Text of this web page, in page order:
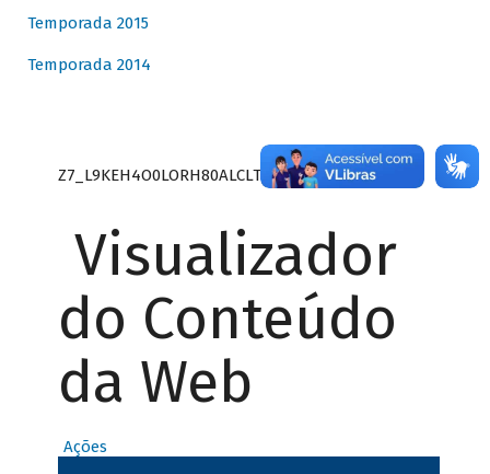
Temporada 2015
Temporada 2014
Z7_L9KEH4O0LORH80ALCLTPF80S27
Visualizador
do Conteúdo
da Web
Ações